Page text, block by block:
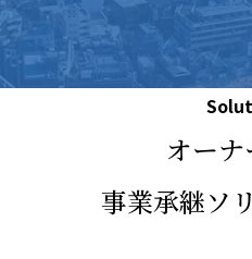
オー
事業承継ソ